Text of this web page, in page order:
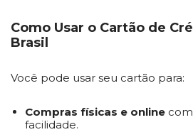
Como Usar o Cartão de
Brasil
Você pode usar seu cartão para:
Compras físicas e online
facilidade.